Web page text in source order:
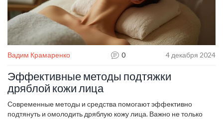
Вадим Крамаренко 0 4 декабря 2024
Эффективные методы подтяжки
дряблой кожи лица
Современные методы и средства помогают эффективно
подтянуть и омолодить дряблую кожу лица. Важно не только